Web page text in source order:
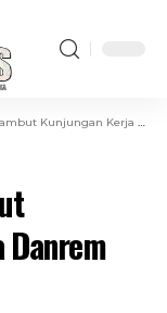
Kerja Perdana Danrem 1702/PWY
Danrem